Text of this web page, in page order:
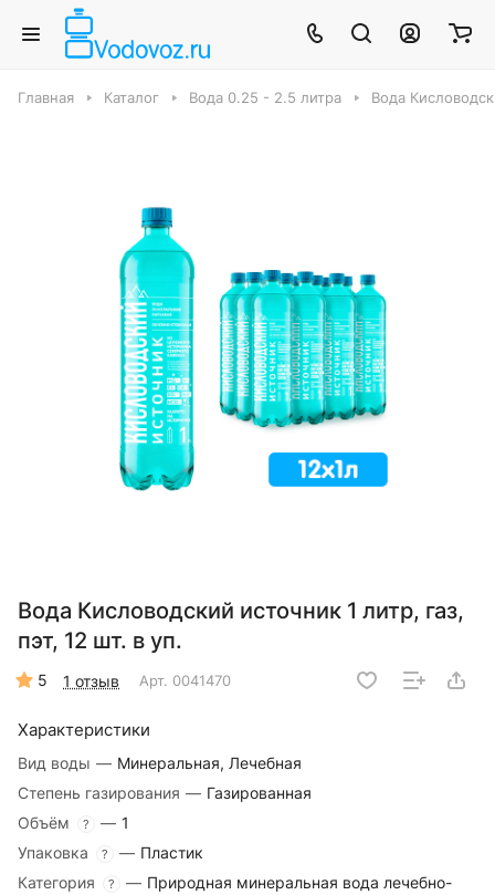
Главная Каталог Вода 0.25 - 2.5 литра Вода
Вода Кисловодский источник 1 литр, газ,
пэт, 12 шт. в уп.
5 1 отзыв Арт. 0041470
Характеристики
Вид воды — Минеральная, Лечебная
Степень газирования — Газированная
Объём
? — 1
Упаковка
? — Пластик
Категория
? — Природная минеральная вода лечебно-